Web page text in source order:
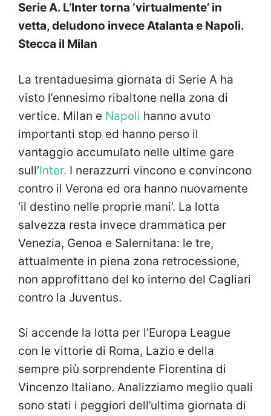
Serie A. L’Inter torna ‘virtualmente’ in
vetta, deludono invece Atalanta e Napoli.
Stecca il Milan
La trentaduesima giornata di Serie A ha
visto l’ennesimo ribaltone nella zona di
vertice. Milan e Napoli hanno avuto
importanti stop ed hanno perso il
vantaggio accumulato nelle ultime gare
sull’Inter. I nerazzurri vincono e convincono
contro il Verona ed ora hanno nuovamente
‘il destino nelle proprie mani’. La lotta
salvezza resta invece drammatica per
Venezia, Genoa e Salernitana: le tre,
attualmente in piena zona retrocessione,
non approfittano del ko interno del Cagliari
contro la Juventus.
Si accende la lotta per l’Europa League
con le vittorie di Roma, Lazio e della
sempre più sorprendente Fiorentina di
Vincenzo Italiano. Analizziamo meglio quali
sono stati i peggiori dell’ultima giornata di